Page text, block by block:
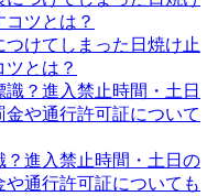
けてしまった日焼け止
とは？
？進入禁止時間・土日の
通行許可証についても